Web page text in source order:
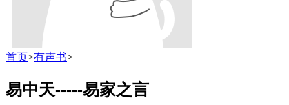
首页>有声书>
易中天-----易家之言